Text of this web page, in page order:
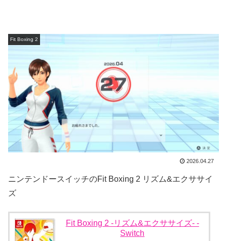
Fit Boxing 2
2026.04.27
ニンテンドースイッチのFit Boxing 2 リズム&エクササイ
ズ
Fit Boxing 2 -リズム&エクササイズ- -
Switch